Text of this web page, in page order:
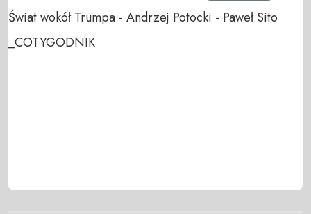
Świat wokół Trumpa - Andrzej Potocki - Paweł Sito
_COTYGODNIK